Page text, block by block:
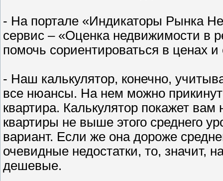
- На портале «Индикаторы Рынка
сервис – «Оценка недвижимости в
помочь сориентироваться в ценах и
- Наш калькулятор, конечно,
все нюансы. На нем можно
квартира. Калькулятор покажет
квартиры не выше этого среднего
вариант. Если же она дороже
очевидные недостатки, то, значит,
дешевые.